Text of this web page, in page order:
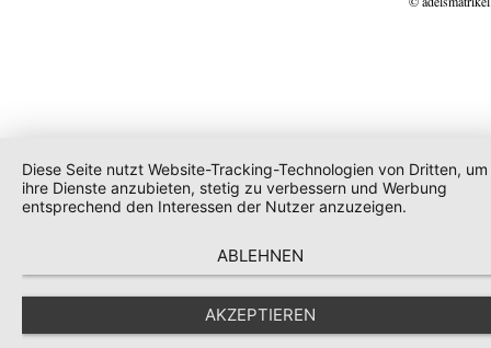
Diese Seite nutzt Website-Tracking-Technologien von Dritten, um
ihre Dienste anzubieten, stetig zu verbessern und Werbung
entsprechend den Interessen der Nutzer anzuzeigen.
ABLEHNEN
AKZEPTIEREN